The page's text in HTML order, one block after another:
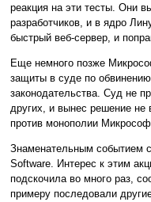
реакция на эти тесты. Они
разработчиков, и в ядро
быстрый веб-сервер, и
Еще немного позже
защиты в суде по
законодательства. Суд не
других, и вынес решение не
против монополии
Знаменательным событием
Software. Интерес к этим
подскочила во много раз,
примеру последовали